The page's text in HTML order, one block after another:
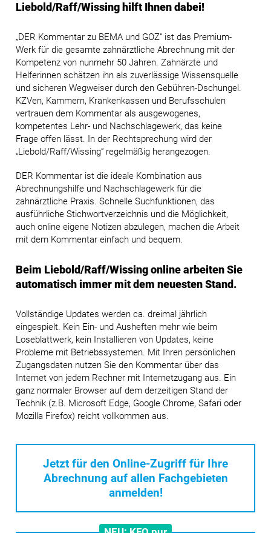
Liebold/Raff/Wissing hilft Ihnen dabei!
„DER Kommentar zu BEMA und GOZ“ ist das Premium-
Werk für die gesamte zahnärztliche Abrechnung mit der
Kompetenz von nunmehr 50 Jahren. Zahnärzte und
Helferinnen schätzen ihn als zuverlässige Wissensquelle
und sicheren Wegweiser durch den Gebühren-Dschungel.
KZVen, Kammern, Krankenkassen und Berufsschulen
vertrauen dem Kommentar als ausgewogenes,
kompetentes Lehr- und Nachschlagewerk, das keine
Frage offen lässt. In der Rechtsprechung wird der
„Liebold/Raff/Wissing“ regelmäßig herangezogen.
DER Kommentar ist die ideale Kombination aus
Abrechnungshilfe und Nachschlagewerk für die
zahnärztliche Praxis. Schnelle Suchfunktionen, das
ausführliche Stichwortverzeichnis und die Möglichkeit,
auch online eigene Notizen abzulegen, machen die Arbeit
mit dem Kommentar einfach und bequem.
Beim Liebold/Raff/Wissing online arbeiten Sie
automatisch immer mit dem neuesten Stand.
Vollständige Updates werden ca. dreimal jährlich
eingespielt. Kein Ein- und Ausheften mehr wie beim
Loseblattwerk, kein Installieren von Updates, keine
Probleme mit Betriebssystemen. Mit Ihren persönlichen
Zugangsdaten nutzen Sie den Kommentar über das
Internet von jedem Rechner mit Internetzugang aus. Ein
ganz normaler Browser auf dem derzeitigen Stand der
Technik (z.B. Microsoft Edge, Google Chrome, Safari oder
Mozilla Firefox) reicht vollkommen aus.
Jetzt für den Online-Zugriff für Ihre
Abrechnung auf allen Fachgebieten
anmelden!